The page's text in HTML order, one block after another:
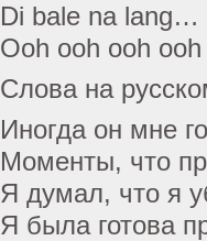
Di bale na lang…
Ooh ooh ooh
Слова на
Иногда он мне
Моменты, что
Я думал, что я
Я была готова